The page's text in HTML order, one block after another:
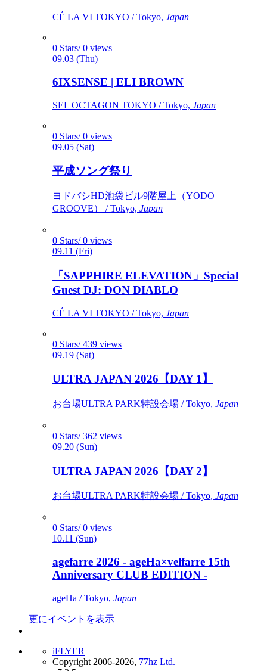
CÉ LA VI TOKYO / Tokyo, Japan
0 Stars/ 0 views
09.03 (Thu)
6IXSENSE | ELI BROWN
SEL OCTAGON TOKYO / Tokyo, Japan
0 Stars/ 0 views
09.05 (Sat)
平成ソング祭り
ヨドバシHD池袋ビル9階屋上（YODO
GROOVE） / Tokyo, Japan
0 Stars/ 0 views
09.11 (Fri)
「SAPPHIRE ELEVATION」Special
Guest DJ: DON DIABLO
CÉ LA VI TOKYO / Tokyo, Japan
0 Stars/ 439 views
09.19 (Sat)
ULTRA JAPAN 2026【DAY 1】
お台場ULTRA PARK特設会場 / Tokyo, Japan
0 Stars/ 362 views
09.20 (Sun)
ULTRA JAPAN 2026【DAY 2】
お台場ULTRA PARK特設会場 / Tokyo, Japan
0 Stars/ 0 views
10.11 (Sun)
agefarre 2026 - ageHa×velfarre 15th
Anniversary CLUB EDITION -
ageHa / Tokyo, Japan
更にイベントを表示
iFLYER
Copyright 2006-2026, 77hz Ltd.